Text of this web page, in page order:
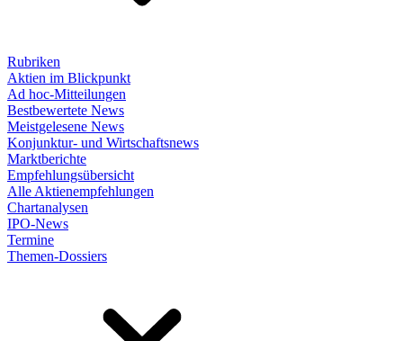
Rubriken
Aktien im Blickpunkt
Ad hoc-Mitteilungen
Bestbewertete News
Meistgelesene News
Konjunktur- und Wirtschaftsnews
Marktberichte
Empfehlungsübersicht
Alle Aktienempfehlungen
Chartanalysen
IPO-News
Termine
Themen-Dossiers